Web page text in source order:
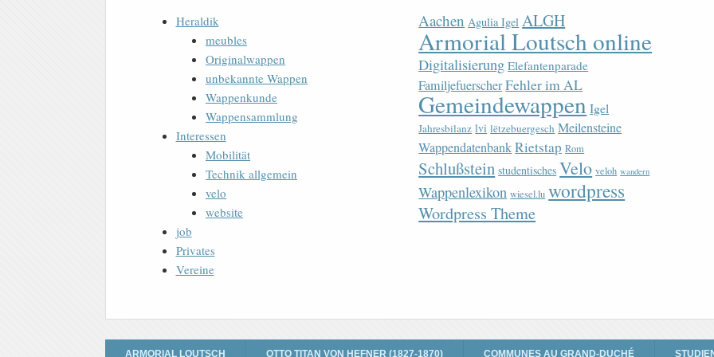
Heraldik
meubles
Originalwappen
unbekannte Wappen
Wappenkunde
Wappensammlung
Interessen
Mobilität
Technik allgemein
velo
website
job
Privates
Vereine
Aachen Agulia Igel ALGH
Armorial Loutsch online
Digitalisierung Elefantenparade
FamiljefuerscherFehler im AL
Gemeindewappen Igel
Jahresbilanz lvi lëtzebuergesch Meilensteine
WappendatenbankRietstap Rom
Schlußstein studentisches Velo veloh wandern
Wappenlexikon wiesel.lu wordpress
Wordpress Theme
ARMORIAL LOUTSCH OTTO TITAN VON HEFNER (1827-1870) COMMUNES AU GRAND-DUCHÉ